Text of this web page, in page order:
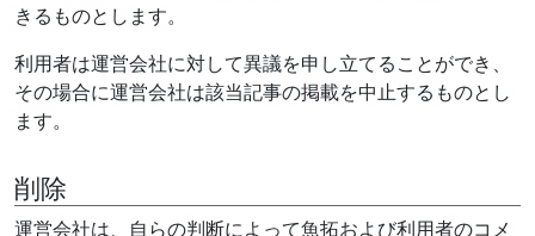
きるものとします。
利用者は運営会社に対して異議を申し立てることができ、
その場合に運営会社は該当記事の掲載を中止するものとし
ます。
削除
運営会社は、自らの判断によって魚拓および利用者のコメ